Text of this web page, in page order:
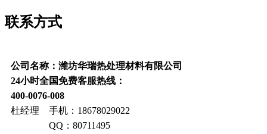
联系方式
公司名称：潍坊华瑞热处理材料有限公司
24小时全国免费客服热线：
400-0076-008
杜经理 手机：18678029022
QQ：80711495